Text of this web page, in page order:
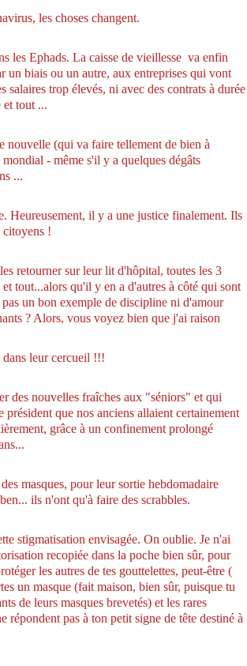
choses changent.
les Ephads. La caisse de vieillesse va enfin
biais ou un autre, aux entreprises qui vont
salaires trop élevés, ni avec des contrats à durée
et tout ...
nouvelle (qui va faire tellement de bien à
- même s'il y a quelques dégâts
...
Heureusement, il y a une justice finalement. Ils
citoyens !
retourner sur leur lit d'hôpital, toutes les 3
tout...alors qu'il y en a d'autres à côté qui sont
un bon exemple de discipline ni d'amour
? Alors, vous voyez bien que j'ai raison
dans leur cercueil !!!
des nouvelles fraîches aux "séniors" et qui
que nos anciens allaient certainement
grâce à un confinement prolongé
masques, pour leur sortie hebdomadaire
ils n'ont qu'à faire des scrabbles.
stigmatisation envisagée. On oublie. Je n'ai
recopiée dans la poche bien sûr, pour
les autres de tes gouttelettes, peut-être (
un masque (fait maison, bien sûr, puisque tu
de leurs masques brevetés) et les rares
pas à ton petit signe de tête destiné à